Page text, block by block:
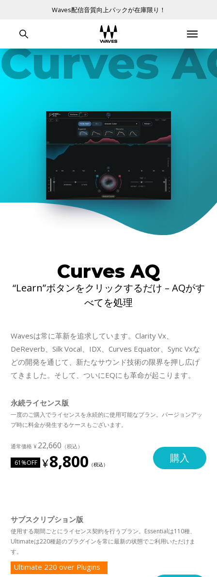
Waves配信音質向上パックが在庫限り！
Curves
Curves AQ
“Learn”ボタンをクリックするだけ – AQがす
べてを処理
Wavesは常に革新を追求しています。Clarity Vx、
DeReverb、Silk Vocal、IDX、Curves Equator、Sync Vxな
どの開発を通じて、新たなサウンド技術の限界を押し広げ
てきました。そして、ついにEQにも革命が起こります。
永続ライセンス版
一度のご購入でライセンスを永続的に使用可能なプラン。バージョンアッ
プ時に料金が発生するケースもございます。
22,660
61%OFF 8,800 購入
サブスクリプション版
使用する期間ごとにライセンス契約を行うプラン。Essentialは110種、
Ultimateは220種超のプラグインを常に最新の状態でご利用いただけま
す。
Ultimate 220 over Plugins